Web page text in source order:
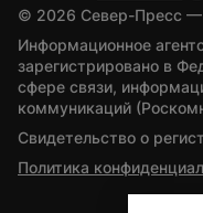
© 2026 Север-Пресс —
Информационное
зарегистрировано в
сфере связи,
коммуникаций
Свидетельство о
Политика